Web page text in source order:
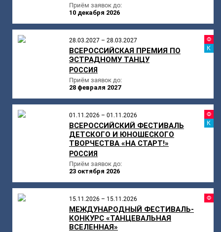
Приём заявок до:
10 декабря 2026
28.03.2027 – 28.03.2027
ВСЕРОССИЙСКАЯ ПРЕМИЯ ПО
ЭСТРАДНОМУ ТАНЦУ
РОССИЯ
Приём заявок до:
28 февраля 2027
01.11.2026 – 01.11.2026
ВСЕРОССИЙСКИЙ ФЕСТИВАЛЬ
ДЕТСКОГО И ЮНОШЕСКОГО
ТВОРЧЕСТВА «НА СТАРТ!»
РОССИЯ
Приём заявок до:
23 октября 2026
15.11.2026 – 15.11.2026
МЕЖДУНАРОДНЫЙ ФЕСТИВАЛЬ-
КОНКУРС «ТАНЦЕВАЛЬНАЯ
ВСЕЛЕННАЯ»